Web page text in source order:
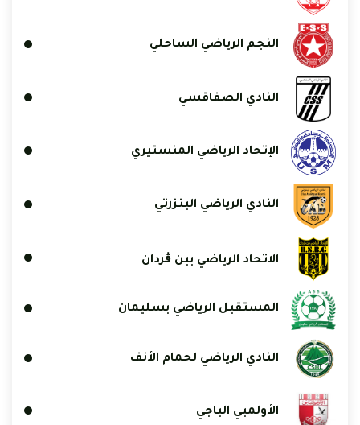
النجم الرياضي الساحلي
النادي الصفاقسي
الإتحاد الرياضي المنستيري
النادي الرياضي البنزرتي
الاتحاد الرياضي ببن ڨردان
المستقبل الرياضي بسليمان
النادي الرياضي لحمام الأنف
الأولمبي الباجي